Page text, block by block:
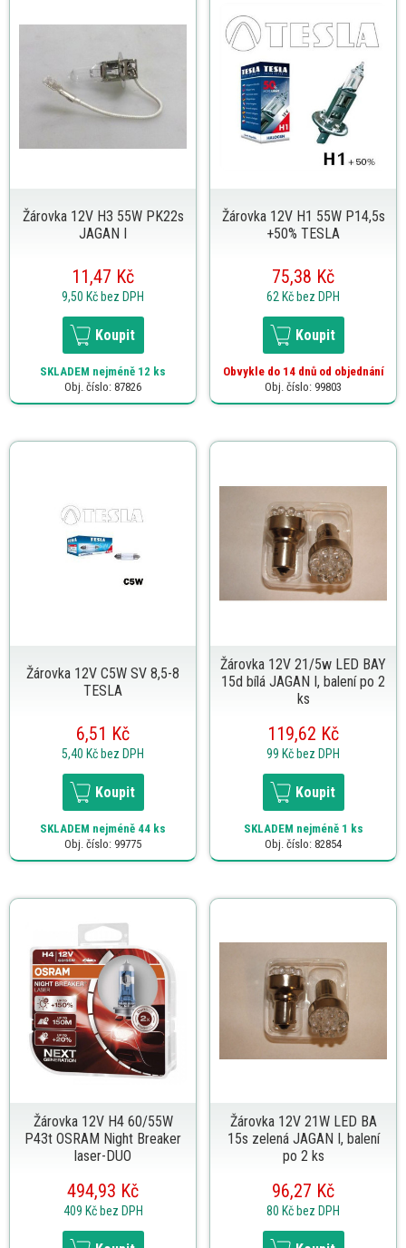
Žárovka 12V H3 55W PK22s
JAGAN I
11,47 Kč
9,50 Kč bez DPH
Koupit
SKLADEM nejméně 12 ks
Obj. číslo: 87826
Žárovka 12V H1 55W P14,5s
+50% TESLA
75,38 Kč
62 Kč bez DPH
Koupit
Obvykle do 14 dnů od objednání
Obj. číslo: 99803
Žárovka 12V C5W SV 8,5-8
TESLA
6,51 Kč
5,40 Kč bez DPH
Koupit
SKLADEM nejméně 44 ks
Obj. číslo: 99775
Žárovka 12V 21/5w LED BAY
15d bílá JAGAN I, balení po 2
ks
119,62 Kč
99 Kč bez DPH
Koupit
SKLADEM nejméně 1 ks
Obj. číslo: 82854
Žárovka 12V H4 60/55W
P43t OSRAM Night Breaker
laser-DUO
494,93 Kč
409 Kč bez DPH
Žárovka 12V 21W LED BA
15s zelená JAGAN I, balení
po 2 ks
96,27 Kč
80 Kč bez DPH